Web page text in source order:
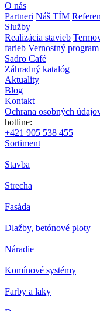
O nás
Partneri Náš TÍM
Služby
Realizácia stavieb
farieb Vernostný program
Sadro Café
Záhradný katalóg
Aktuality
Blog
Kontakt
Ochrana osobných
hotline:
+421 905 538 455
Sortiment
Stavba
Strecha
Fasáda
Dlažby, betónové ploty
Náradie
Komínové systémy
Farby a laky